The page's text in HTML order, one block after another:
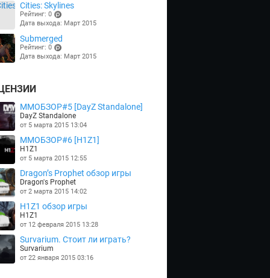
Cities: Skylines
Рейтинг: 0
(points)
Дата выхода: Март 2015
Submerged
Рейтинг: 0
(points)
Дата выхода: Март 2015
MMOБЗОР#5 [DayZ Standalone]
DayZ Standalone
от 5 марта 2015 13:04
MMOБЗОР#6 [H1Z1]
H1Z1
от 5 марта 2015 12:55
Dragon’s Prophet обзор игры
Dragon's Prophet
от 2 марта 2015 14:02
H1Z1 обзор игры
H1Z1
от 12 февраля 2015 13:28
Survarium. Стоит ли играть?
Survarium
от 22 января 2015 03:16